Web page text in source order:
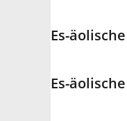
Es-
Es-